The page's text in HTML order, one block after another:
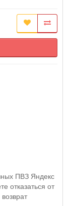
ПВЗ Яндекс
отказаться от